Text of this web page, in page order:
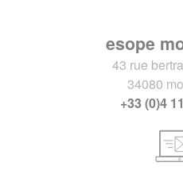
esope
43 rue
34080
+33 (0)4